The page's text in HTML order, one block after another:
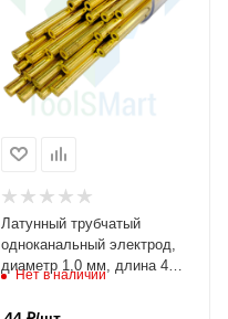
Латунный трубчатый
одноканальный электрод,
диаметр 1,0 мм, длина 400
Нет в наличии